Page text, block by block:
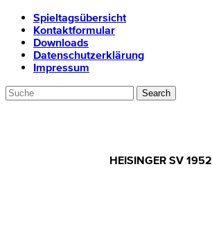
Spieltagsübersicht
Kontaktformular
Downloads
Datenschutzerklärung
Impressum
HEISINGER SV